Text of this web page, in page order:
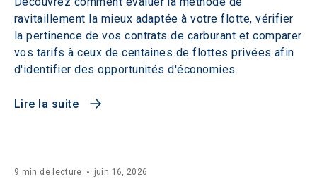
ravitaillement la mieux adaptée à votre flotte, vérifier
la pertinence de vos contrats de carburant et comparer
vos tarifs à ceux de centaines de flottes privées afin
d'identifier des opportunités d'économies.
Lire la suite
9 min de lecture juin 16, 2026